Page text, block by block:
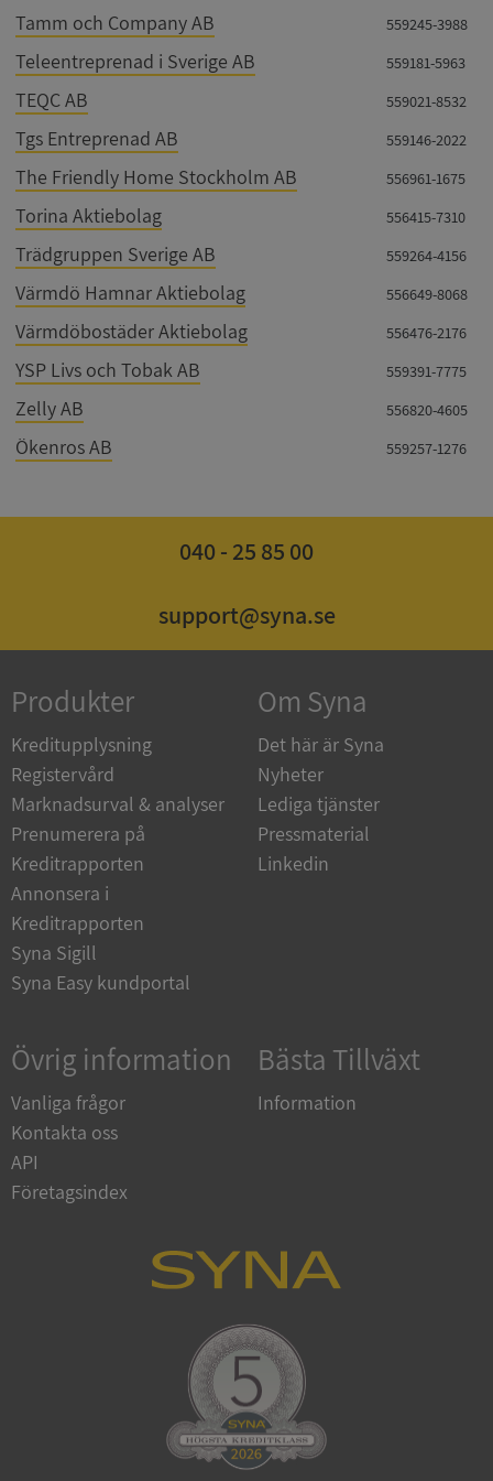
Tamm och Company AB 559245-3988
Teleentreprenad i Sverige AB 559181-5963
TEQC AB 559021-8532
Tgs Entreprenad AB 559146-2022
The Friendly Home Stockholm AB 556961-1675
Torina Aktiebolag 556415-7310
Trädgruppen Sverige AB 559264-4156
Värmdö Hamnar Aktiebolag 556649-8068
Värmdöbostäder Aktiebolag 556476-2176
YSP Livs och Tobak AB 559391-7775
Zelly AB 556820-4605
Ökenros AB 559257-1276
040 - 25 85 00
support@syna.se
Produkter
Kreditupplysning
Registervård
Marknadsurval & analyser
Prenumerera på
Kreditrapporten
Annonsera i
Kreditrapporten
Syna Sigill
Syna Easy kundportal
Om Syna
Det här är Syna
Nyheter
Lediga tjänster
Pressmaterial
Linkedin
Övrig information
Vanliga frågor
Kontakta oss
API
Företagsindex
Bästa Tillväxt
Information
Namn
__RequestVerificationToken Session
VISITOR_PRIVACY_METADATA
5 månader
de.syna.se
ARRAffinity
Microsoft
.syna.se
www.google.com
Privacy Policy